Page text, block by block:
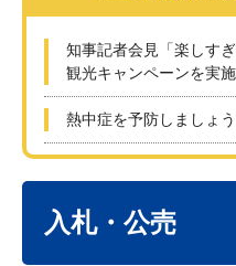
知事記者会見「楽しす
観光キャンペーンを実
熱中症を予防しましょう
入札・公売